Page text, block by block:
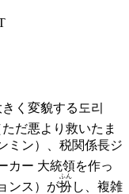
く変貌する도리
ただ悪より救いたま
ミン）、税関係長ジ
カー 大統領を作っ
ンス）が扮
ふん
し、複雑